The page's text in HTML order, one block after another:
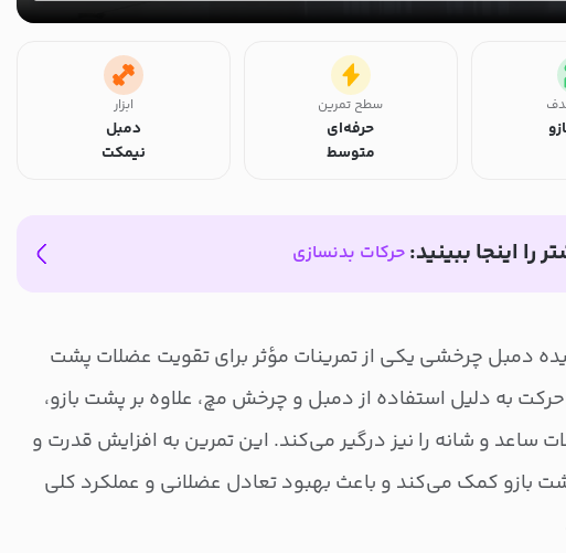
سطح تمرین
حرفه‌ای
متوسط
ابزار
دمبل
نیمکت
را اینجا ببینید: حرکات بدنسازی
دمبل چرخشی یکی از تمرینات مؤثر برای تقویت عضلات پشت
به دلیل استفاده از دمبل و چرخش مچ، علاوه بر پشت بازو،
ساعد و شانه را نیز درگیر می‌کند. این تمرین به افزایش قدرت و
بازو کمک می‌کند و باعث بهبود تعادل عضلانی و عملکرد کلی